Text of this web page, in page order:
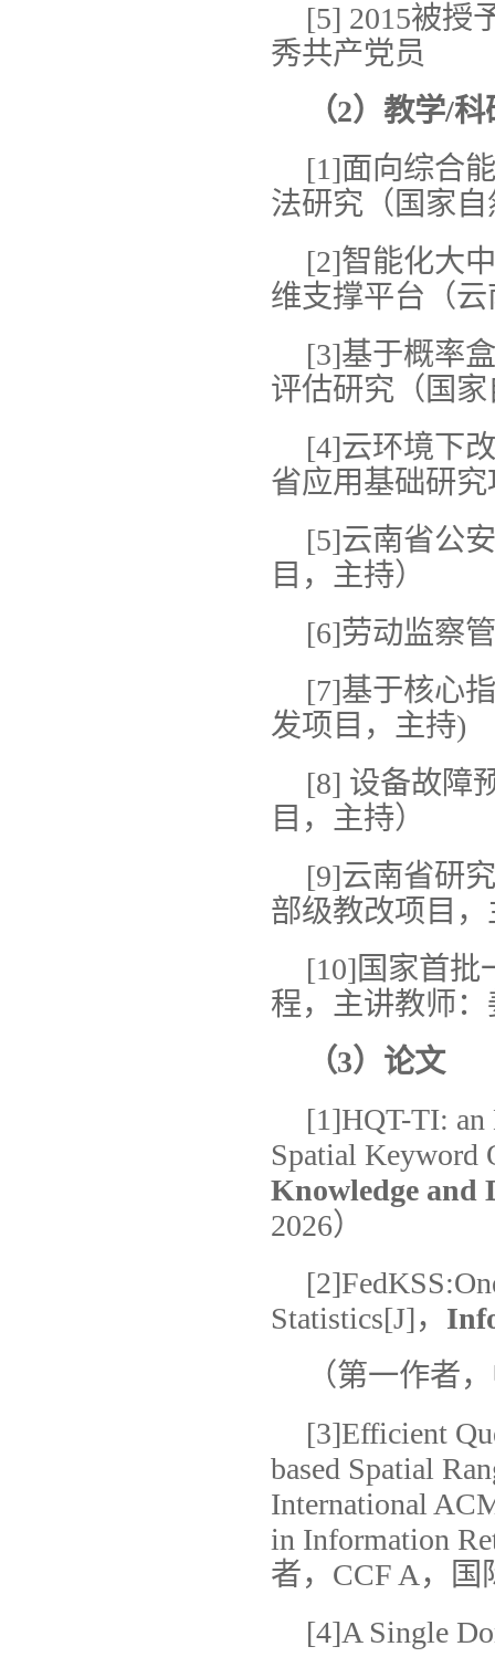
[5] 2015被授
秀共产党员
（2） 教学/科
[1]面向综合
法研究（国家
[2]智能化大
维支撑平台（
[3]基于概率
评估研究（国
[4]云环境下
省应用基础研
[5]云南省公
目，主持）
[6]劳动监察
[7]基于核心
发项目，主持)
[8] 设备故障
目，主持）
[9]云南省研
部级教改项目
[10]国家首批
程，主讲教师
（3）论文
[1]HQT-TI: an
Spatial Keyword
Knowledge and
2026）
Statistics[J]，
（第一作者
[3]Efficient
based Spatial
International
in Information
者，CCF A，国
[4]A Single